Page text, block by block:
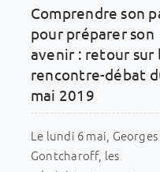
Comprendre son
pour préparer son
avenir : retour sur
rencontre-débat
mai 2019
Le lundi 6 mai, Georges
Gontcharoff, les